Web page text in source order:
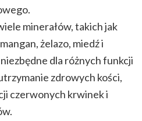
minerałów, takich jak
żelazo, miedź i
dla różnych funkcji
zdrowych kości,
czerwonych krwinek i